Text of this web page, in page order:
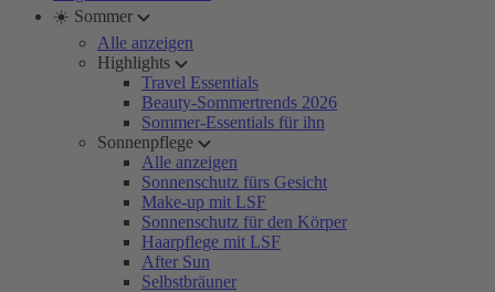
☀️ Sommer
Alle anzeigen
Highlights
Travel Essentials
Beauty-Sommertrends 2026
Sommer-Essentials für ihn
Sonnenpflege
Alle anzeigen
Sonnenschutz fürs Gesicht
Make-up mit LSF
Sonnenschutz für den Körper
Haarpflege mit LSF
After Sun
Selbstbräuner